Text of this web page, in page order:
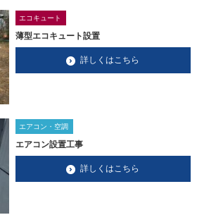
エコキュート
薄型エコキュート設置
詳しくはこちら
エアコン・空調
エアコン設置工事
詳しくはこちら